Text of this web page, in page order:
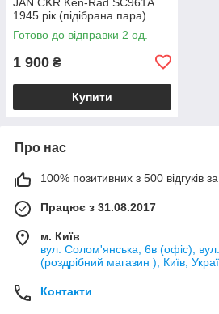
1945 рік (підібрана пара)
Готово до відправки 2 од.
1 900 ₴
Купити
Про нас
100% позитивних з 500 відгуків за
Працює з 31.08.2017
м. Київ
вул. Солом'янська, 6в (офіс),
(роздрібний магазин ), Київ,
Контакти